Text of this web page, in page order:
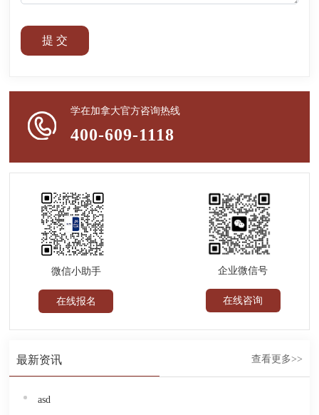
提 交
学在加拿大官方咨询热线
400-609-1118
微信小助手
在线报名
企业微信号
在线咨询
最新资讯 查看更多>>
asd